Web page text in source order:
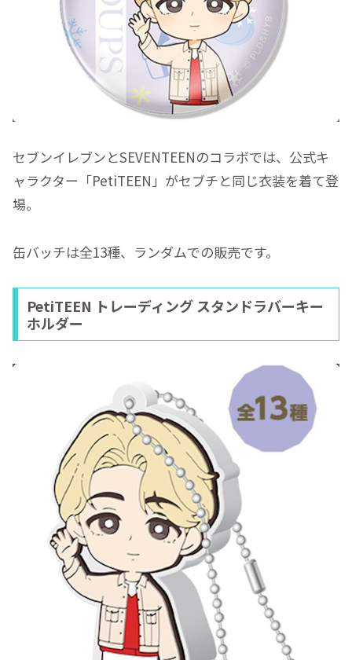
セブンイレブンとSEVENTEENのコラボでは、公式キ
ャラクター「PetiTEEN」がセブチと同じ衣装を着て登
場。
缶バッチは全13種、ランダムでの販売です。
PetiTEEN トレーディング スタンドラバーキー
ホルダー